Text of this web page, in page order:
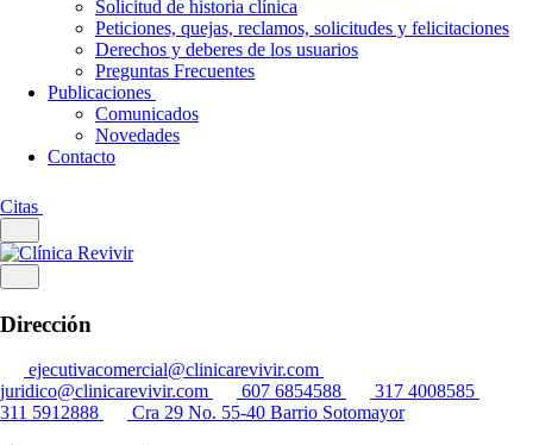
Solicitud de historia clínica
Peticiones, quejas, reclamos, solicitudes y felicitaciones
Derechos y deberes de los usuarios
Preguntas Frecuentes
Publicaciones
Comunicados
Novedades
Contacto
Citas
Dirección
ejecutivacomercial@clinicarevivir.com
juridico@clinicarevivir.com
607 6854588
317 4008585
311 5912888
Cra 29 No. 55-40 Barrio Sotomayor